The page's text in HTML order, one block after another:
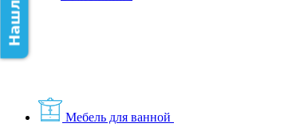
Мебель для ванной